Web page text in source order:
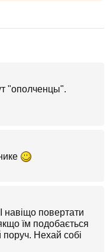
"ополченцы".
навіщо повертати
їм подобається
Нехай собі